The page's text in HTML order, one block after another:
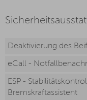
Deaktivierung des
eCall -
ESP -
Bremskraftassistent